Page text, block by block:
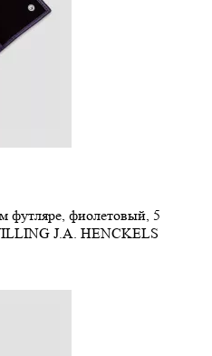
фиолетовый, 5
J.A. HENCKELS